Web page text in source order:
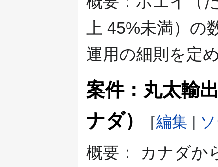
上 45%未満）
運用の細則を定
案件：丸太輸
ナダ）
[編集 |
概要： カナダか